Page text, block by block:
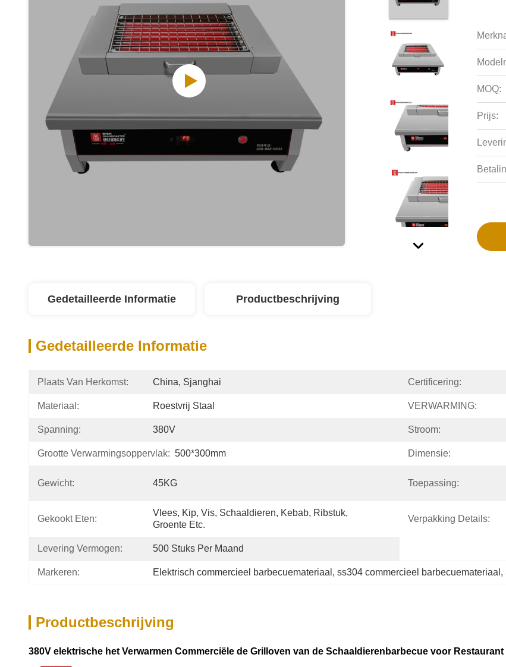
MOQ:
Prijs:
Gedetailleerde Informatie Productbeschrijving
Gedetailleerde Informatie
Plaats Van Herkomst: China, Sjanghai Certificering:
Materiaal: Roestvrij Staal VERWARMING:
Spanning: 380V Stroom:
Grootte Verwarmingsoppervlak: 500*300mm Dimensie:
Gewicht: 45KG Toepassing:
Gekookt Eten:
Vlees, Kip, Vis, Schaaldieren, Kebab, Ribstuk,
Groente Etc.
Verpakking Details:
Levering Vermogen: 500 Stuks Per Maand
Markeren: Elektrisch commercieel barbecuemateriaal , ss304 commercieel barbecuemateriaal ,
Productbeschrijving
380V elektrische het Verwarmen Commerciële de Grilloven van de Schaaldierenbarbecue voor Restaurant